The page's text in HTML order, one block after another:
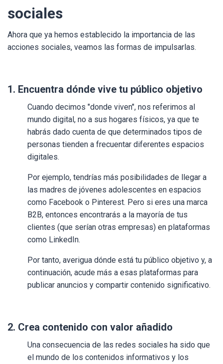
sociales
Ahora que ya hemos establecido la importancia de las
acciones sociales, veamos las formas de impulsarlas.
1. Encuentra dónde vive tu público objetivo
Cuando decimos "donde viven", nos referimos al
mundo digital, no a sus hogares físicos, ya que te
habrás dado cuenta de que determinados tipos de
personas tienden a frecuentar diferentes espacios
digitales.
Por ejemplo, tendrías más posibilidades de llegar a
las madres de jóvenes adolescentes en espacios
como Facebook o Pinterest. Pero si eres una marca
B2B, entonces encontrarás a la mayoría de tus
clientes (que serían otras empresas) en plataformas
como LinkedIn.
Por tanto, averigua dónde está tu público objetivo y, a
continuación, acude más a esas plataformas para
publicar anuncios y compartir contenido significativo.
2. Crea contenido con valor añadido
Una consecuencia de las redes sociales ha sido que
el mundo de los contenidos informativos y los